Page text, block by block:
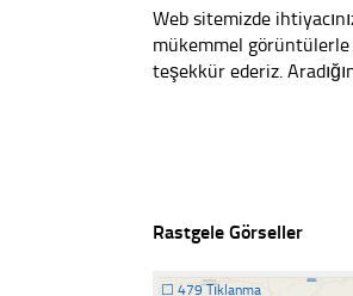
Web sitemizde
mükemmel
teşekkür ederiz.
Rastgele Görseller
☐479 Tıklanma